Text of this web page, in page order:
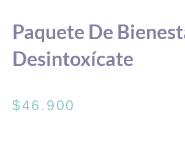
Paquete De
Desintoxícate
$46.900